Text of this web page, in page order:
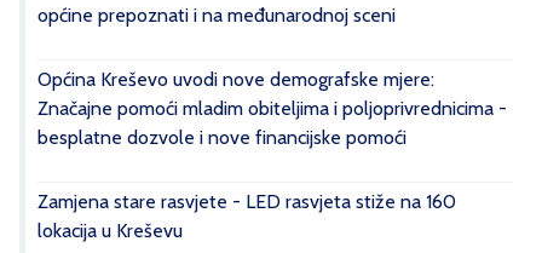
općine prepoznati i na međunarodnoj sceni
Općina Kreševo uvodi nove demografske mjere:
Značajne pomoći mladim obiteljima i poljoprivrednicima -
besplatne dozvole i nove financijske pomoći
Zamjena stare rasvjete - LED rasvjeta stiže na 160
lokacija u Kreševu